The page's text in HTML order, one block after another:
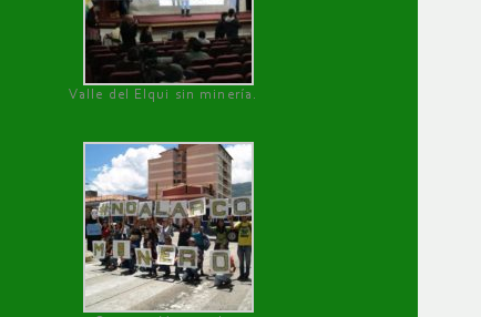
Valle del Elqui sin minería.